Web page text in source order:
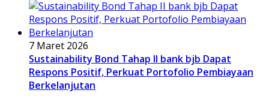
7 Maret 2026
Sustainability Bond Tahap II bank bjb Dapat
Respons Positif, Perkuat Portofolio Pembiayaan
Berkelanjutan